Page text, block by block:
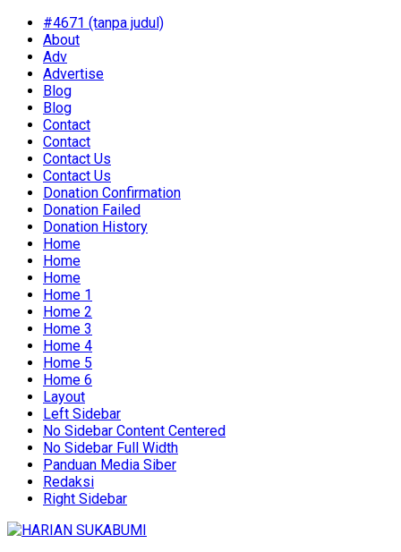
#4671 (tanpa judul)
About
Adv
Advertise
Blog
Blog
Contact
Contact
Contact Us
Contact Us
Donation Confirmation
Donation Failed
Donation History
Home
Home
Home
Home 1
Home 2
Home 3
Home 4
Home 5
Home 6
Layout
Left Sidebar
No Sidebar Content Centered
No Sidebar Full Width
Panduan Media Siber
Redaksi
Right Sidebar